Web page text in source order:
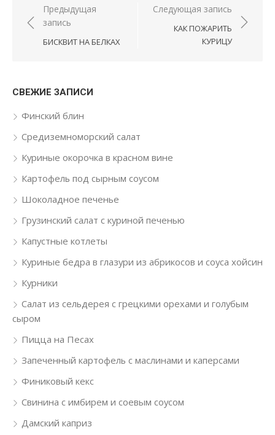
Навигация по записям
Предыдущая
запись
БИСКВИТ НА БЕЛКАХ
Следующая запись
КАК ПОЖАРИТЬ
КУРИЦУ
СВЕЖИЕ ЗАПИСИ
Финский блин
Средиземноморский салат
Куриные окорочка в красном вине
Картофель под сырным соусом
Шоколадное печенье
Грузинский салат с куриной печенью
Капустные котлеты
Куриные бедра в глазури из абрикосов и соуса хойсин
Курники
Салат из сельдерея с грецкими орехами и голубым
сыром
Пицца на Песах
Запеченный картофель с маслинами и каперсами
Финиковый кекс
Свинина с имбирем и соевым соусом
Дамский каприз